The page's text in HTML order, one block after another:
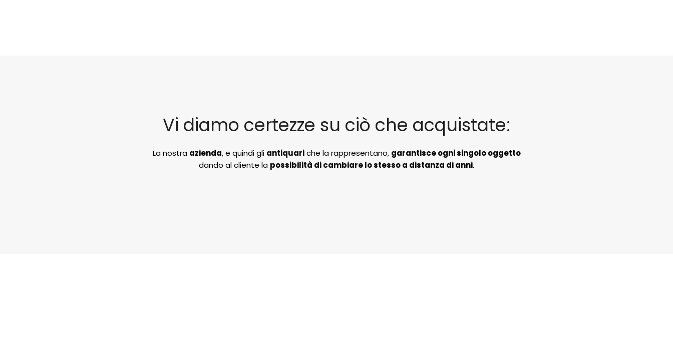
Vi diamo certezze su ciò che acquistate:
La nostra azienda, e quindi gli antiquariche la rappresentano, garantisce ogni singolo oggetto
dando al cliente la possibilità di cambiare lo stesso a distanza di anni.